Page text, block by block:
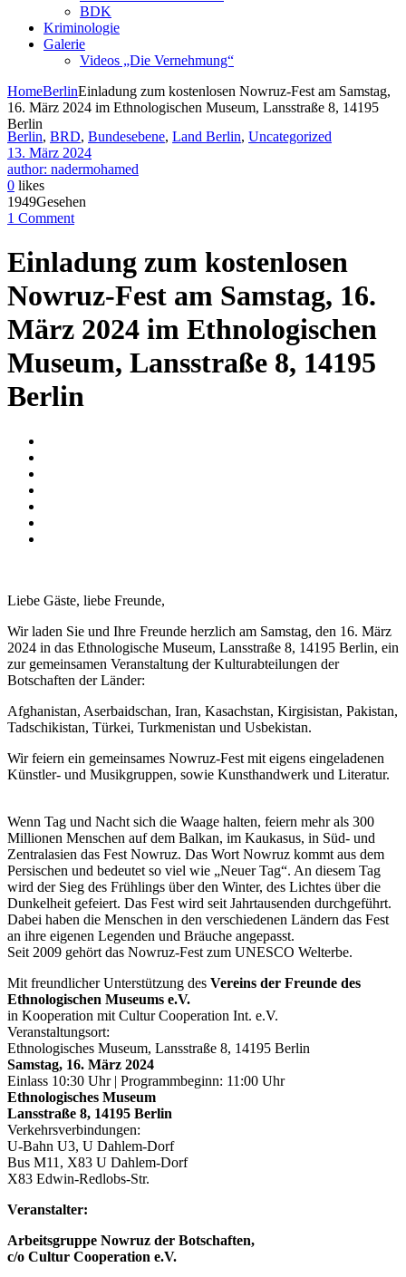
BDK
Kriminologie
Galerie
Videos „Die Vernehmung“
HomeBerlinEinladung zum kostenlosen Nowruz-Fest am Samstag,
16. März 2024 im Ethnologischen Museum, Lansstraße 8, 14195
Berlin
Berlin, BRD, Bundesebene, Land Berlin, Uncategorized
13. März 2024
author: nadermohamed
0 likes
1949Gesehen
1 Comment
Einladung zum kostenlosen
Nowruz-Fest am Samstag, 16.
März 2024 im Ethnologischen
Museum, Lansstraße 8, 14195
Berlin
Liebe Gäste, liebe Freunde,
Wir laden Sie und Ihre Freunde herzlich am Samstag, den 16. März
2024 in das Ethnologische Museum, Lansstraße 8, 14195 Berlin, ein
zur gemeinsamen Veranstaltung der Kulturabteilungen der
Botschaften der Länder:
Afghanistan, Aserbaidschan, Iran, Kasachstan, Kirgisistan, Pakistan,
Tadschikistan, Türkei, Turkmenistan und Usbekistan.
Wir feiern ein gemeinsames Nowruz-Fest mit eigens eingeladenen
Künstler- und Musikgruppen, sowie Kunsthandwerk und Literatur.
Wenn Tag und Nacht sich die Waage halten, feiern mehr als 300
Millionen Menschen auf dem Balkan, im Kaukasus, in Süd- und
Zentralasien das Fest Nowruz. Das Wort Nowruz kommt aus dem
Persischen und bedeutet so viel wie „Neuer Tag“. An diesem Tag
wird der Sieg des Frühlings über den Winter, des Lichtes über die
Dunkelheit gefeiert. Das Fest wird seit Jahrtausenden durchgeführt.
Dabei haben die Menschen in den verschiedenen Ländern das Fest
an ihre eigenen Legenden und Bräuche angepasst.
Seit 2009 gehört das Nowruz-Fest zum UNESCO Welterbe.
Mit freundlicher Unterstützung des Vereins der Freunde des
Ethnologischen Museums e.V.
in Kooperation mit Cultur Cooperation Int. e.V.
Veranstaltungsort:
Ethnologisches Museum, Lansstraße 8, 14195 Berlin
Samstag, 16. März 2024
Einlass 10:30 Uhr | Programmbeginn: 11:00 Uhr
Ethnologisches Museum
Lansstraße 8, 14195 Berlin
Verkehrsverbindungen:
U-Bahn U3, U Dahlem-Dorf
Bus M11, X83 U Dahlem-Dorf
X83 Edwin-Redlobs-Str.
Veranstalter:
Arbeitsgruppe Nowruz der Botschaften,
c/o Cultur Cooperation e.V.